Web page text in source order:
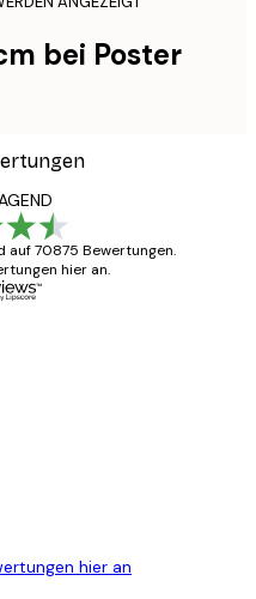
bei Poster
auf 70875 Bewertungen.
hier an.
hier an